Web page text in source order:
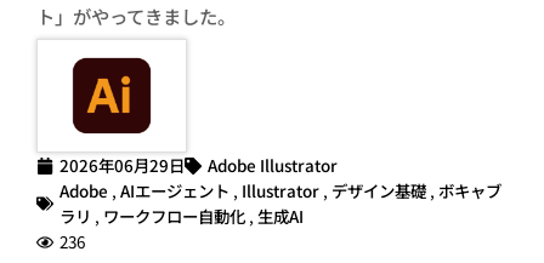
ト」がやってきました。
2026年06月29日
Adobe Illustrator
Adobe , AIエージェント , Illustrator , デザイン基礎 , ボキャブ
ラリ , ワークフロー自動化 , 生成AI
236